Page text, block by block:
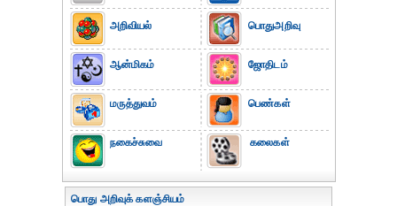
அறிவியல்
ஆன்மிகம்
மருத்துவம்
நகைச்சுவை
பொதுஅறிவு
ஜோதிடம்
பெண்கள்
கலைகள்
பொது அறிவுக் களஞ்சியம்